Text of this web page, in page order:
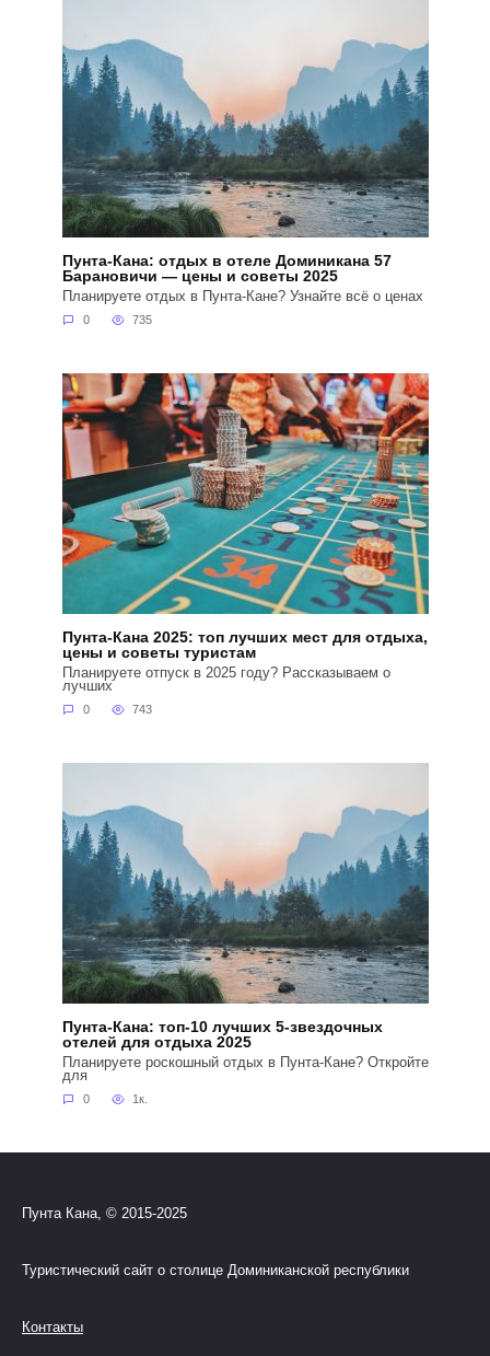
Пунта-Кана: отдых в отеле Доминикана 57
Барановичи — цены и советы 2025
Планируете отдых в Пунта-Кане? Узнайте всё о ценах
0 735
Пунта-Кана 2025: топ лучших мест для отдыха,
цены и советы туристам
Планируете отпуск в 2025 году? Рассказываем о
лучших
0 743
Пунта-Кана: топ-10 лучших 5-звездочных
отелей для отдыха 2025
Планируете роскошный отдых в Пунта-Кане? Откройте
для
0 1к.
Пунта Кана, © 2015-2025
Туристический сайт о столице Доминиканской республики
Контакты